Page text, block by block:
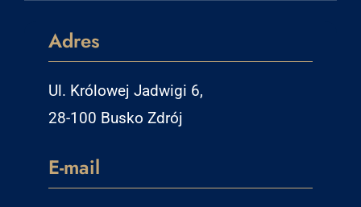
Adres
Ul. Królowej Jadwigi 6,
28-100 Busko Zdrój
E-mail